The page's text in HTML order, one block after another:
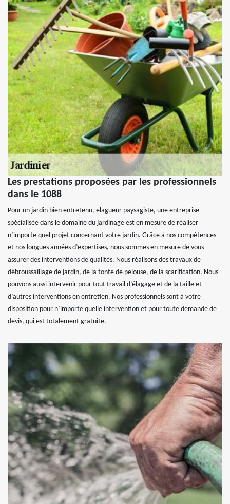
Les prestations proposées par les professionnels
dans le 1088
Pour un jardin bien entretenu, elagueur paysagiste, une entreprise
spécialisée dans le domaine du jardinage est en mesure de réaliser
n’importe quel projet concernant votre jardin. Grâce à nos compétences
et nos longues années d’expertises, nous sommes en mesure de vous
assurer des interventions de qualités. Nous réalisons des travaux de
débroussaillage de jardin, de la tonte de pelouse, de la scarification. Nous
pouvons aussi intervenir pour tout travail d’élagage et de la taille et
d’autres interventions en entretien. Nos professionnels sont à votre
disposition pour n’importe quelle intervention et pour toute demande de
devis, qui est totalement gratuite.